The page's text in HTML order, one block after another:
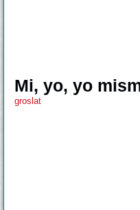
Mi, yo, yo
groslat